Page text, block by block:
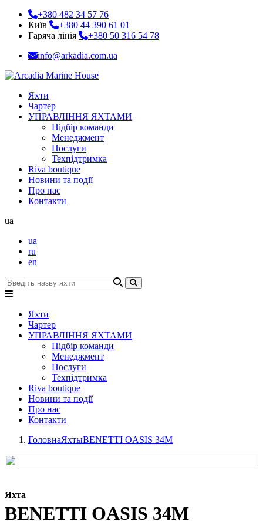
+380 482 34 57 76
Київ
+380 44 390 61 01
Гаряча лінія
+380 50 316 54 78
info@arkadia.com.ua
Яхти
Чартер
УПРАВЛІННЯ ЯХТАМИ
Підбір команди
Менеджмент
Послуги
Техпідтримка
Riva boutique
Новини та події
Про нас
Контакти
ua
ua
ru
en
Яхти
Чартер
УПРАВЛІННЯ ЯХТАМИ
Підбір команди
Менеджмент
Послуги
Техпідтримка
Riva boutique
Новини та події
Про нас
Контакти
ГоловнаЯхтыBENETTI OASIS 34M
Яхта
BENETTI OASIS 34M